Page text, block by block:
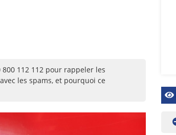
112 112 pour rappeler les
les spams, et pourquoi ce